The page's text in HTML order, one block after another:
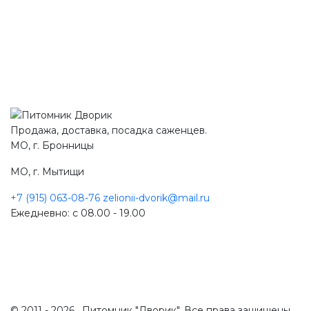
Продажа, доставка, посадка саженцев.
МО, г. Бронницы
МО, г. Мытищи
+7 (915) 063-08-76 zelionii-dvorik@mail.ru
Ежедневно: с 08.00 - 19.00